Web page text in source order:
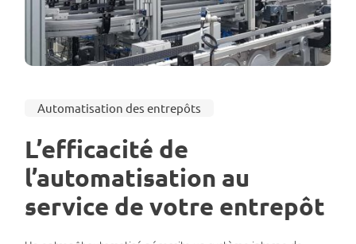
Automatisation des entrepôts
L’efficacité de
l’automatisation au
service de votre entrepôt